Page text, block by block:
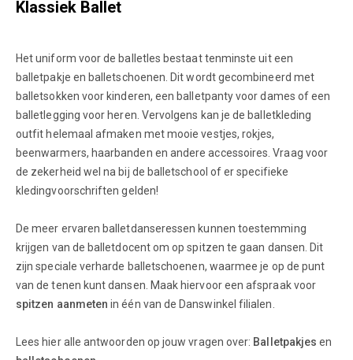
Klassiek Ballet
Het uniform voor de balletles bestaat tenminste uit een
balletpakje en balletschoenen. Dit wordt gecombineerd met
balletsokken voor kinderen, een balletpanty voor dames of een
balletlegging voor heren. Vervolgens kan je de balletkleding
outfit helemaal afmaken met mooie vestjes, rokjes,
beenwarmers, haarbanden en andere accessoires. Vraag voor
de zekerheid wel na bij de balletschool of er specifieke
kledingvoorschriften gelden!
De meer ervaren balletdanseressen kunnen toestemming
krijgen van de balletdocent om op spitzen te gaan dansen. Dit
zijn speciale verharde balletschoenen, waarmee je op de punt
van de tenen kunt dansen. Maak hiervoor een afspraak voor
spitzen aanmeten in één van de Danswinkel filialen.
Lees hier alle antwoorden op jouw vragen over: Balletpakjes en